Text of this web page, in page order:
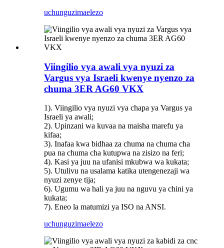
uchunguzimaelezo
Viingilio vya awali vya nyuzi za
Vargus vya Israeli kwenye nyenzo za
chuma 3ER AG60 VKX
1). Viingilio vya nyuzi vya chapa ya Vargus ya
Israeli ya awali;
2). Upinzani wa kuvaa na maisha marefu ya
kifaa;
3). Inafaa kwa bidhaa za chuma na chuma cha
pua na chuma cha kutupwa na zisizo na feri;
4). Kasi ya juu na ufanisi mkubwa wa kukata;
5). Utulivu na usalama katika utengenezaji wa
nyuzi zenye tija;
6). Ugumu wa hali ya juu na nguvu ya chini ya
kukata;
7). Eneo la matumizi ya ISO na ANSI.
uchunguzimaelezo